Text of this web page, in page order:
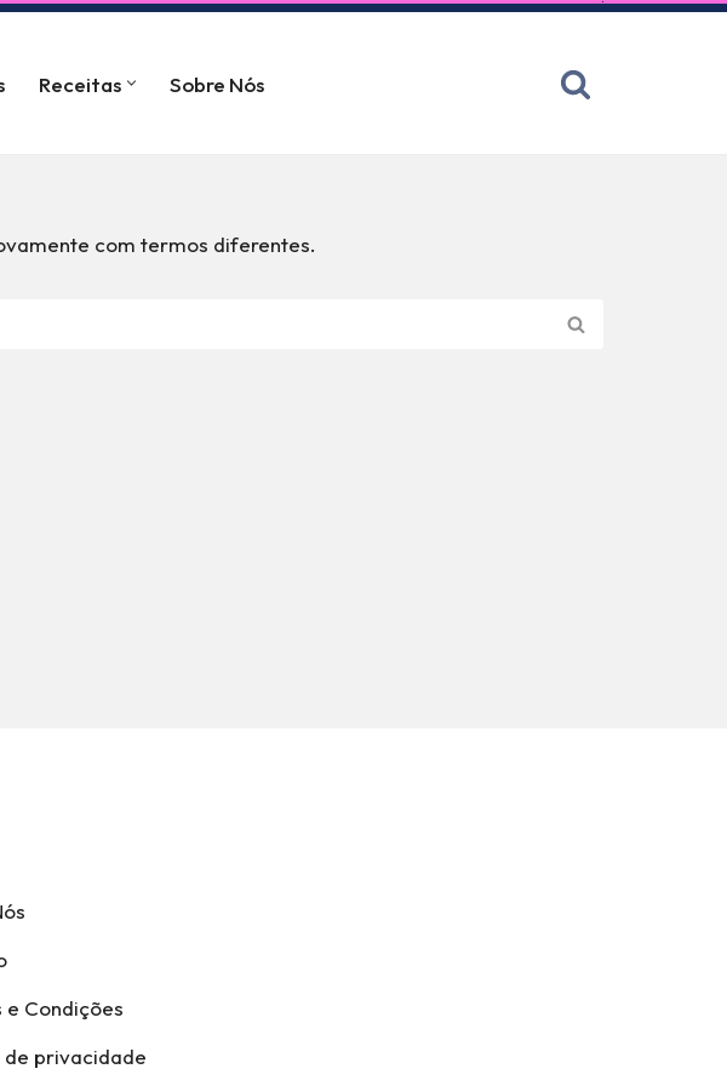
Receitas Sobre Nós
com termos diferentes.
e Condições
de privacidade